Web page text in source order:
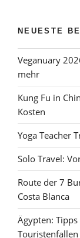
NEUESTE
Veganuary
mehr
Kung Fu in
Kosten
Yoga Teacher
Solo Travel:
Route der 7
Costa Blanca
Ägypten:
Touristenfallen